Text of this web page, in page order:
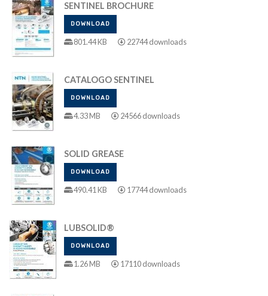
SENTINEL BROCHURE
DOWNLOAD
801.44 KB 22744 downloads
CATALOGO SENTINEL
DOWNLOAD
4.33 MB 24566 downloads
SOLID GREASE
DOWNLOAD
490.41 KB 17744 downloads
LUBSOLID®
DOWNLOAD
1.26 MB 17110 downloads